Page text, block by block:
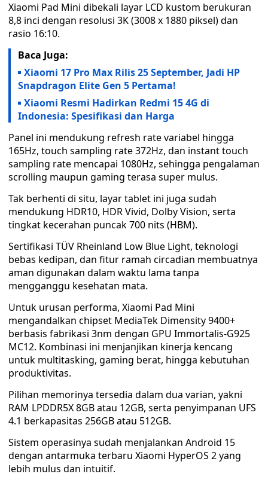
Xiaomi Pad Mini dibekali layar LCD kustom berukuran
8,8 inci dengan resolusi 3K (3008 x 1880 piksel) dan
rasio 16:10.
Baca Juga:
Xiaomi 17 Pro Max Rilis 25 September, Jadi HP
Snapdragon Elite Gen 5 Pertama!
Xiaomi Resmi Hadirkan Redmi 15 4G di
Indonesia: Spesifikasi dan Harga
Panel ini mendukung refresh rate variabel hingga
165Hz, touch sampling rate 372Hz, dan instant touch
sampling rate mencapai 1080Hz, sehingga pengalaman
scrolling maupun gaming terasa super mulus.
Tak berhenti di situ, layar tablet ini juga sudah
mendukung HDR10, HDR Vivid, Dolby Vision, serta
tingkat kecerahan puncak 700 nits (HBM).
Sertifikasi TÜV Rheinland Low Blue Light, teknologi
bebas kedipan, dan fitur ramah circadian membuatnya
aman digunakan dalam waktu lama tanpa
mengganggu kesehatan mata.
Untuk urusan performa, Xiaomi Pad Mini
mengandalkan chipset MediaTek Dimensity 9400+
berbasis fabrikasi 3nm dengan GPU Immortalis-G925
MC12. Kombinasi ini menjanjikan kinerja kencang
untuk multitasking, gaming berat, hingga kebutuhan
produktivitas.
Pilihan memorinya tersedia dalam dua varian, yakni
RAM LPDDR5X 8GB atau 12GB, serta penyimpanan UFS
4.1 berkapasitas 256GB atau 512GB.
Sistem operasinya sudah menjalankan Android 15
dengan antarmuka terbaru Xiaomi HyperOS 2 yang
lebih mulus dan intuitif.